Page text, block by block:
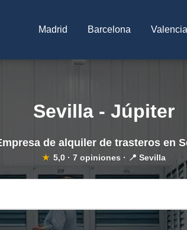
Madrid Barcelona Valencia
Sevilla - Júpiter
de alquiler de trasteros en
★ 5,0· 7opiniones · 📍 Sevilla